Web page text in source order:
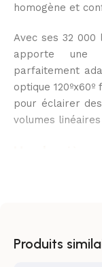
homogène et
Avec ses 32
apporte une
parfaitement
optique
pour éclairer
volumes
Une
dans les
Produits